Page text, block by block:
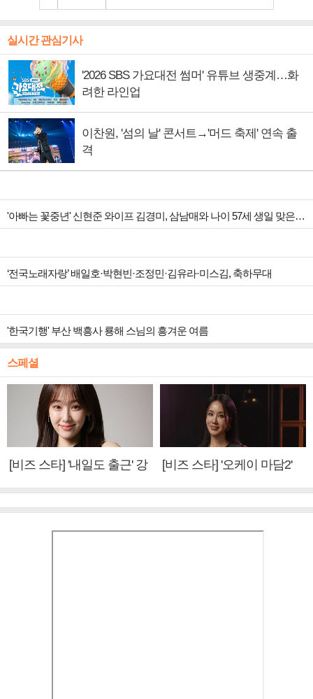
실시간 관심기사
'2026 SBS 가요대전 썸머' 유튜브 생중계…화
려한 라인업
이찬원, '섬의 날' 콘서트→'머드 축제' 연속 출
격
'아빠는 꽃중년' 신현준 와이프 김경미, 삼남매와 나이 57세 생일 맞은 아빠 위해 ‘비밀 파티’ 준비
‘전국노래자랑’ 배일호·박현빈·조정민·김유라·미스김, 축하무대
'한국기행' 부산 백흥사 룡해 스님의 흥겨운 여름
스페셜
[비즈 스타] '내일도 출근' 강
[비즈 스타] '오케이 마담2'